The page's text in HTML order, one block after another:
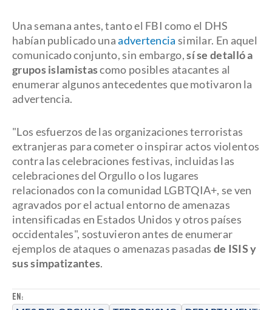
EN:
Una semana antes, tanto el FBI como el DHS
habían publicado unaadvertencia similar. En aquel
comunicado conjunto, sin embargo,sí se detalló a
grupos islamistascomo posibles atacantes al
enumerar algunos antecedentes que motivaron la
advertencia.
"Los esfuerzos de las organizaciones terroristas
extranjeras para cometer o inspirar actos violentos
contra las celebraciones festivas, incluidas las
celebraciones del Orgullo o los lugares
relacionados con la comunidad LGBTQIA+, se ven
agravados por el actual entorno de amenazas
intensificadas en Estados Unidos y otros países
occidentales", sostuvieron antes de enumerar
ejemplos de ataques o amenazas pasadas de ISIS y
sus simpatizantes.